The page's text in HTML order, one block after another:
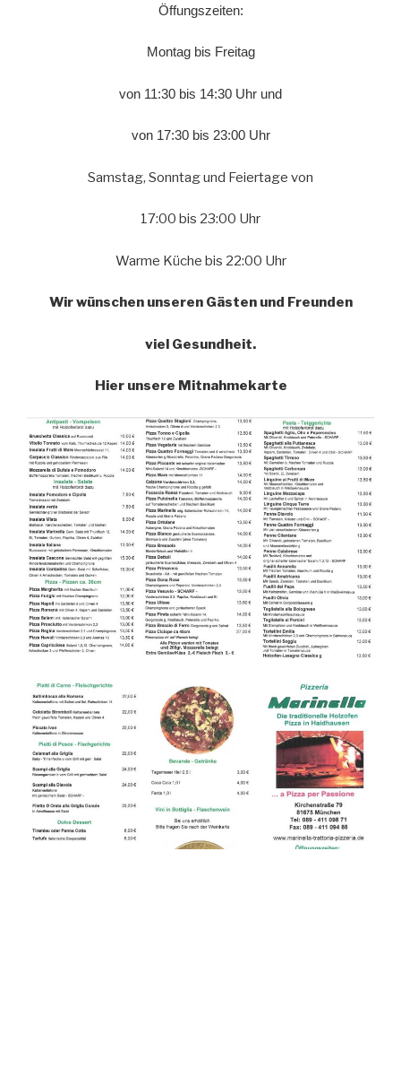
Öffungszeiten:
Montag bis Freitag
von 11:30 bis 14:30 Uhr und
von 17:30 bis 23:00 Uhr
Samstag, Sonntag und Feiertage von
17:00 bis 23:00 Uhr
Warme Küche bis 22:00 Uhr
Wir wünschen unseren Gästen und Freunden
viel Gesundheit.
Hier unsere Mitnahmekarte